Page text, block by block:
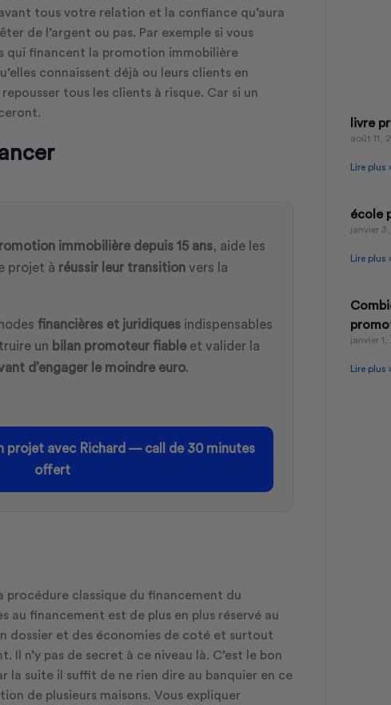
tous votre relation et la confiance qu’aura
de l’argent ou pas. Par exemple si vous
qui financent la promotion immobilière
connaissent déjà ou leurs clients en
tous les clients à risque. Car si un
immobilière depuis 15 ans, aide les
projet à réussir leur transition vers la
financières et juridiques indispensables
un bilan promoteur fiable et valider la
d’engager le moindre euro.
projet avec Richard — call de 30 minutes
offert
procédure classique du financement du
au financement est de plus en plus réservé au
dossier et des économies de coté et surtout
Il n’y pas de secret à ce niveau là. C’est le bon
la suite il suffit de ne rien dire au banquier en ce
de plusieurs maisons. Vous expliquer
livre
août 11,
Lire plus
école
janvier
Lire plus
janvier 1,
Lire plus